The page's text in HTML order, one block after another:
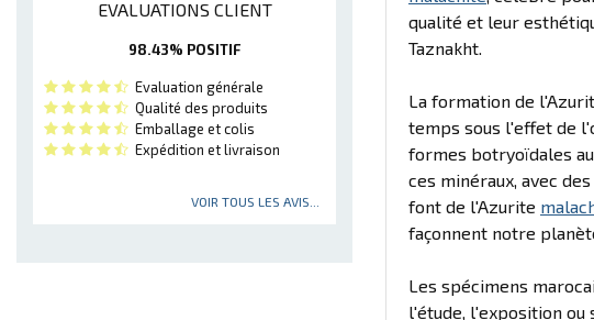
EVALUATIONS CLIENT
98.43% POSITIF
Evaluation générale
Qualité des produits
Emballage et colis
Expédition et livraison
VOIR TOUS LES AVIS...
qualité et leur
Taznakht.
La formation de
temps sous l'effet de
formes botryoïdales
ces minéraux, avec
font de l'Azurite
façonnent notre
Les spécimens
l'étude, l'exposition